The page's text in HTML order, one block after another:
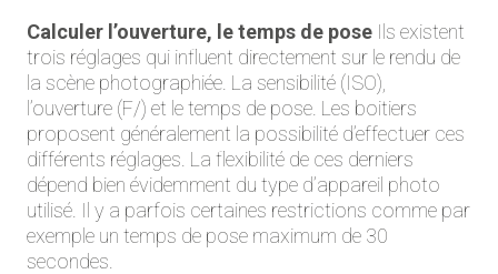
Calculer l’ouverture, le temps de poseIls existent
trois réglages qui influent directement sur le rendu de
la scène photographiée. La sensibilité (ISO),
l’ouverture (F/) et le temps de pose. Les boitiers
proposent généralement la possibilité d’effectuer ces
différents réglages. La flexibilité de ces derniers
dépend bien évidemment du type d’appareil photo
utilisé. Il y a parfois certaines restrictions comme par
exemple un temps de pose maximum de 30
secondes.